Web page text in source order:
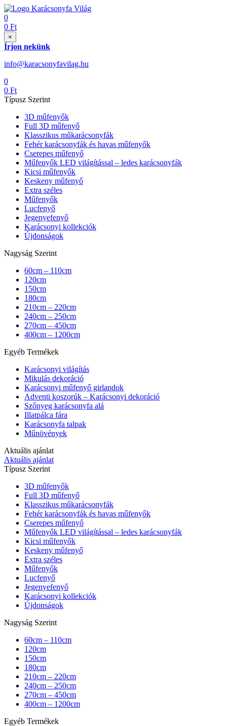
0
0 Ft
×
Írjon nekünk
info@karacsonyfavilag.hu
0
0 Ft
Típusz Szerint
3D műfenyők
Full 3D műfenyő
Klasszikus műkarácsonyfák
Fehér karácsonyfák és havas műfenyők
Cserepes műfenyő
Műfenyők LED világítással – ledes karácsonyfák
Kicsi műfenyők
Keskeny műfenyő
Extra széles
Műfenyők
Lucfenyő
Jegenyefenyő
Karácsonyi kollekciók
Újdonságok
Nagyság Szerint
60cm – 110cm
120cm
150cm
180cm
210cm – 220cm
240cm – 250cm
270cm – 450cm
400cm – 1200cm
Egyéb Termékek
Karácsonyi világítás
Mikulás dekoráció
Karácsonyi műfenyő girlandok
Adventi koszorúk – Karácsonyi dekoráció
Szőnyeg karácsonyfa alá
Illatpálca fára
Karácsonyfa talpak
Műnövények
Aktuális ajánlat
Aktuális ajánlat
Típusz Szerint
3D műfenyők
Full 3D műfenyő
Klasszikus műkarácsonyfák
Fehér karácsonyfák és havas műfenyők
Cserepes műfenyő
Műfenyők LED világítással – ledes karácsonyfák
Kicsi műfenyők
Keskeny műfenyő
Extra széles
Műfenyők
Lucfenyő
Jegenyefenyő
Karácsonyi kollekciók
Újdonságok
Nagyság Szerint
60cm – 110cm
120cm
150cm
180cm
210cm – 220cm
240cm – 250cm
270cm – 450cm
400cm – 1200cm
Egyéb Termékek